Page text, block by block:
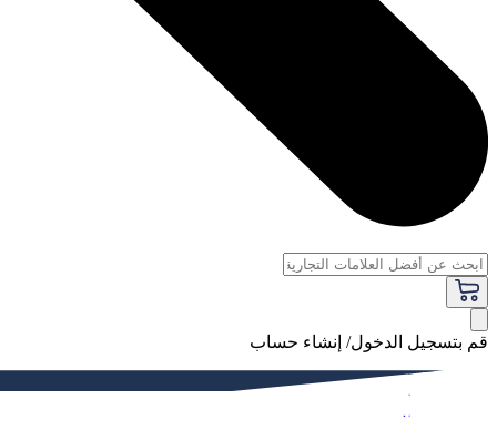
قم بتسجيل الدخول/ إنشاء حساب
فاخر
النساء
الرجال